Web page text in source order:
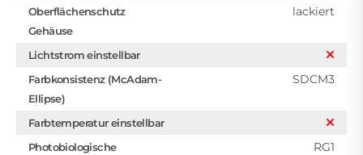
Oberflächenschutz
Gehäuse
lackiert
Lichtstrom einstellbar
Farbkonsistenz (McAdam-
Ellipse)
SDCM3
Farbtemperatur einstellbar
Photobiologische
RG1